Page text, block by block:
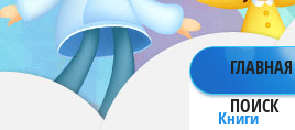
ГЛАВНАЯ
ПОИСК
Книги